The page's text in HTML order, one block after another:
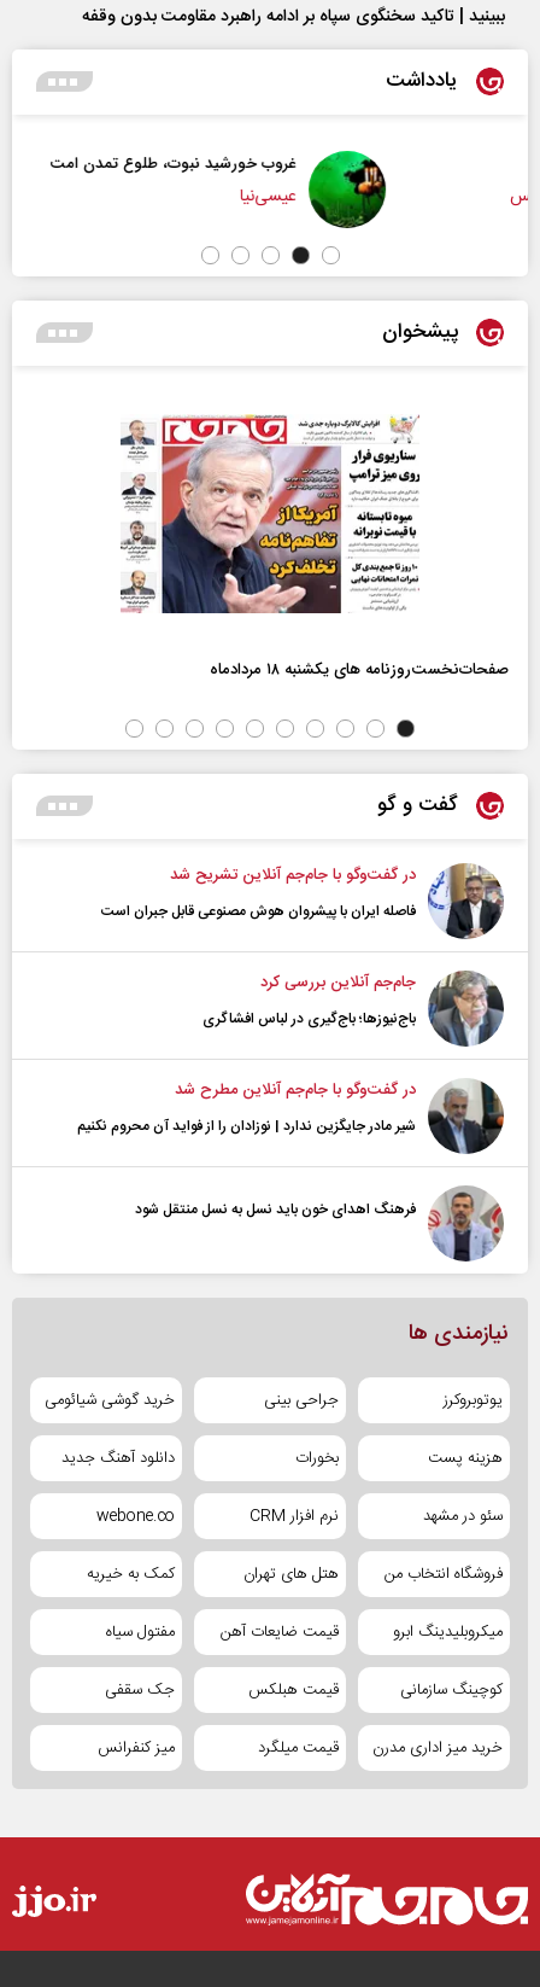
ببینید | تاکید سخنگوی سپاه بر ادامه راهبرد مقاومت بدون وقفه
یادداشت
غروب خورشید نبوت، طلوع تمدن امت
عیسی‌نیا
پیشخوان
صفحات‌نخست‌روزنامه ها‌ی یکشنبه ۱۸ مردادماه
گفت و گو
در گفت‌و‌گو با جام‌جم آنلاین تشریح شد
فاصله ایران با پیشرو‌ان هوش مصنوعی قابل جبران است
جام‌جم آنلاین بررسی کرد
باج‌نیوزها؛ باج‌گیری در لباس افشاگری
در گفت‌و‌گو با جام‌جم آنلاین مطرح شد
شیر مادر جایگزین ندارد | نوزادان را از فواید آن محروم نکنیم
فرهنگ اهدای خون باید نسل به نسل منتقل شود
نیازمندی ها
یوتوبروکرز جراحی بینی خرید گوشی شیائومی
هزینه پست بخورات دانلود آهنگ جدید
سئو در مشهد نرم افزار CRM webone.co
فروشگاه انتخاب من هتل های تهران کمک به خیریه
میکروبلیدینگ ابرو قیمت ضایعات آهن مفتول سیاه
کوچینگ سازمانی قیمت هبلکس جک سقفی
خرید میز اداری مدرن قیمت میلگرد میز کنفرانس